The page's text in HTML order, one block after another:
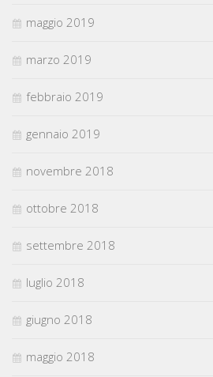
maggio 2019
marzo 2019
febbraio 2019
gennaio 2019
novembre 2018
ottobre 2018
settembre 2018
luglio 2018
giugno 2018
maggio 2018